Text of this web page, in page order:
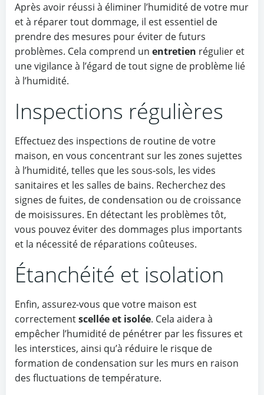
Après avoir réussi à éliminer l’humidité de votre mur
et à réparer tout dommage, il est essentiel de
prendre des mesures pour éviter de futurs
problèmes. Cela comprend un entretien régulier et
une vigilance à l’égard de tout signe de problème lié
à l’humidité.
Inspections régulières
Effectuez des inspections de routine de votre
maison, en vous concentrant sur les zones sujettes
à l’humidité, telles que les sous-sols, les vides
sanitaires et les salles de bains. Recherchez des
signes de fuites, de condensation ou de croissance
de moisissures. En détectant les problèmes tôt,
vous pouvez éviter des dommages plus importants
et la nécessité de réparations coûteuses.
Étanchéité et isolation
Enfin, assurez-vous que votre maison est
correctementscellée et isolée. Cela aidera à
empêcher l’humidité de pénétrer par les fissures et
les interstices, ainsi qu’à réduire le risque de
formation de condensation sur les murs en raison
des fluctuations de température.